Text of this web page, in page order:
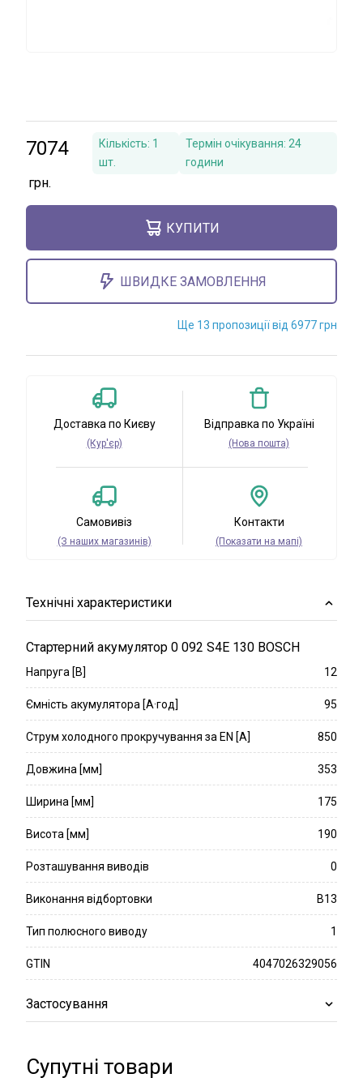
7074 Кількість: 1
шт.
Термін очікування: 24
години
КУПИТИ
ШВИДКЕ ЗАМОВЛЕННЯ
Ще 13 пропозиції від 6977 грн
Доставка по Києву
(Кур'єр)
Відправка по Україні
(Нова пошта)
Самовивіз
(З наших магазинів)
Контакти
(Показати на мапі)
Технічні характеристики
Стартерний акумулятор 0 092 S4E 130 BOSCH
Напруга [В] 12
Ємність акумулятора [А·год] 95
Струм холодного прокручування за EN [A] 850
Довжина [мм] 353
Ширина [мм] 175
Висота [мм] 190
Розташування виводів 0
Виконання відбортовки B13
Тип полюсного виводу 1
GTIN 4047026329056
Застосування
Супутні товари